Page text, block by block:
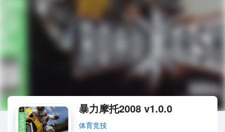
暴力摩托2008 v1.0.0
体育竞技